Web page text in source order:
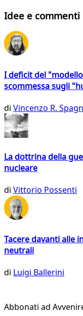
Idee e commenti
I deficit del
scommessa sugli
di Vincenzo R.
La dottrina della
nucleare
di Vittorio Possenti
Tacere davanti alle
neutrali
di Luigi Ballerini
Abbonati ad